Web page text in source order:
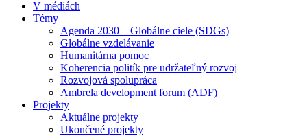
V médiách
Témy
Agenda 2030 – Globálne ciele (SDGs)
Globálne vzdelávanie
Humanitárna pomoc
Koherencia politík pre udržateľný rozvoj
Rozvojová spolupráca
Ambrela development forum (ADF)
Projekty
Aktuálne projekty
Ukončené projekty